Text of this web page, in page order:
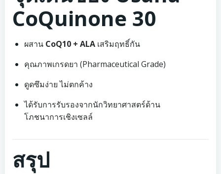
CoQuinone 30
ผสาน CoQ10 + ALA เสริมฤทธิ์กัน
คุณภาพเกรดยา (Pharmaceutical Grade)
ดูดซึมง่าย ไม่ตกค้าง
ได้รับการรับรองจากนักวิทยาศาสตร์ด้าน
โภชนาการเชิงเซลล์
สรุป